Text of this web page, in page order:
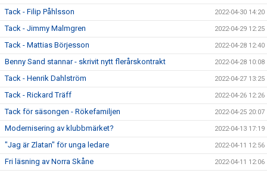
Tack - Filip Påhlsson 2022-04-30 14:20
Tack - Jimmy Malmgren 2022-04-29 12:25
Tack - Mattias Börjesson 2022-04-28 12:40
Benny Sand stannar - skrivit nytt flerårskontrakt 2022-04-28 10:08
Tack - Henrik Dahlström 2022-04-27 13:25
Tack - Rickard Träff 2022-04-26 12:26
Tack för säsongen - Rökefamiljen 2022-04-25 20:07
Modernisering av klubbmärket? 2022-04-13 17:19
"Jag är Zlatan" för unga ledare 2022-04-11 12:56
Fri läsning av Norra Skåne 2022-04-11 12:06